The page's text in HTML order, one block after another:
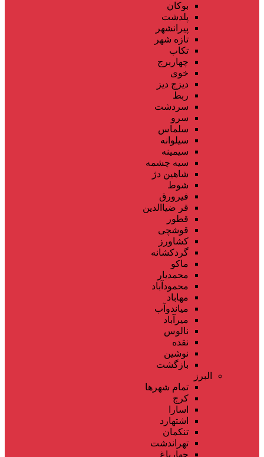
بوکان
پلدشت
پیرانشهر
تازه شهر
تکاب
چهاربرج
خوی
دیزج دیز
ربط
سردشت
سرو
سلماس
سیلوانه
سیمینه
سیه چشمه
شاهین دژ
شوط
فیرورق
قر ضیاالدین
قطور
قوشچی
کشاورز
گردکشانه
ماکو
محمدیار
محمودآباد
مهاباد
میاندوآب
میرآباد
نالوس
نقده
نوشین
بازگشت
البرز
تمام شهر‌ها
کرج
اسارا
اشتهارد
تنکمان
تهراندشت
چهارباغ